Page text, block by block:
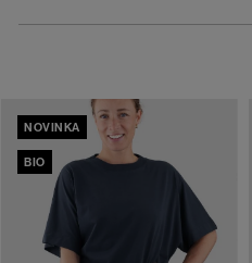
NOVINKA
BIO